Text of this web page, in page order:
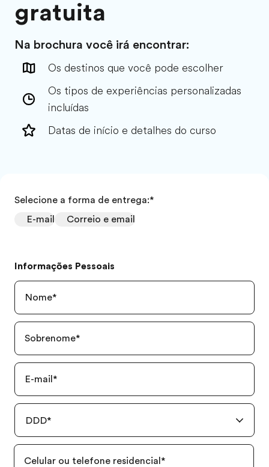
gratuita
Na brochura você irá encontrar:
Os destinos que você pode escolher
Os tipos de experiências personalizadas
incluídas
Datas de início e detalhes do curso
Selecione a forma de entrega:*
E-mail
Correio e email
Informações Pessoais
Nome*
Sobrenome*
E-mail *
DDD*
Celular ou telefone residencial *